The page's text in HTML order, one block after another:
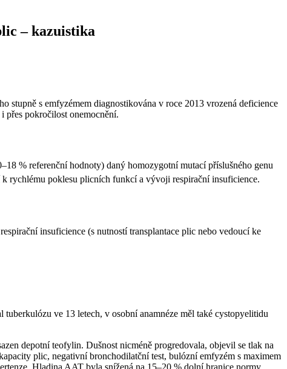
–⁠ kazuistika
stupně s emfyzémem diagnostikována v roce 2013 vrozená deficience
přes pokročilost onemocnění.
% referenční hodnoty) daný homozygotní mutací příslušného genu
rychlému poklesu plicních funkcí a vývoji respirační insuficience.
insuficience (s nutností transplantace plic nebo vedoucí ke
ve 13 letech, v osobní anamnéze měl také cystopyelitidu
depotní teofylin. Dušnost nicméně progredovala, objevil se tlak na
plic, negativní bronchodilatční test, bulózní emfyzém s maximem